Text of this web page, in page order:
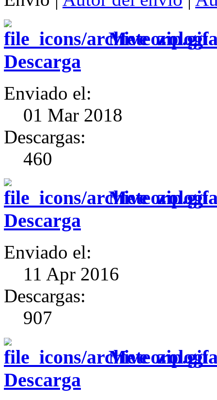
Descarga
Enviado el:
01 Mar 2018
Descargas:
460
Descarga
Enviado el:
11 Apr 2016
Descargas:
907
Descarga